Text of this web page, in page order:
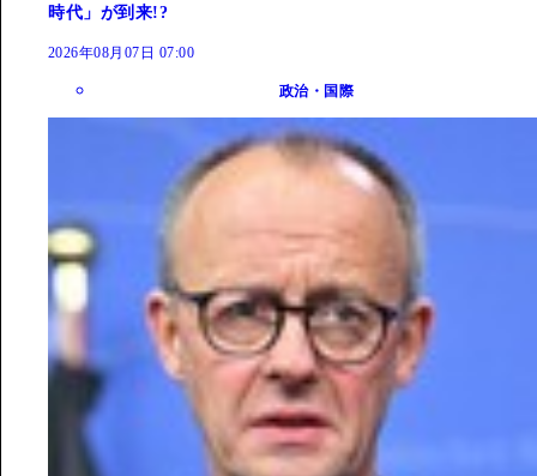
時代」が到来!?
2026年08月07日 07:00
政治・国際